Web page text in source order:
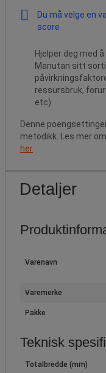
Du må velge en
score
Hjelper deg med
Manutan sitt
ressursbruk,
etc)
Denne
metodikk. Les mer
her
Detaljer
Varenavn
Varemerke
Pakke
Teknisk
Totalbredde (mm)